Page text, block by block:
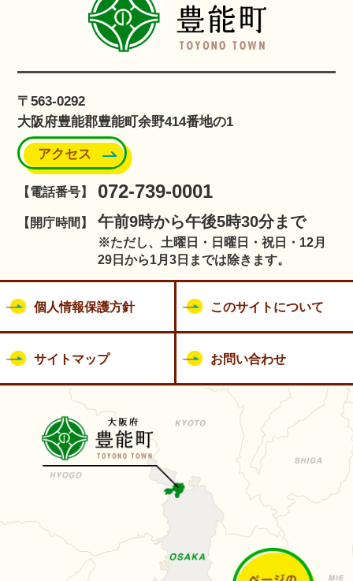
〒563-0292
大阪府豊能郡豊能町余野414番地の1
アクセス
【電話番号】 072-739-0001
【開庁時間】 午前9時から午後5時30分まで
※ただし、土曜日・日曜日・祝日・12月
29日から1月3日までは除きます。
個人情報保護方針 このサイトについて
サイトマップ お問い合わせ